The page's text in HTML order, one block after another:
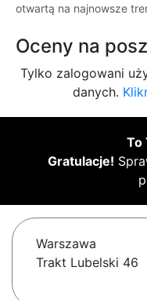
otwartą na najnowsze
Oceny na
Tylko zalogowani
danych.
To
Gratulacje!
Warszawa
Trakt Lubelski 46